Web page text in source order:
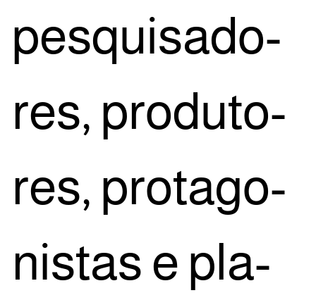
pes­qui­sa­do­
res, pro­du­to­
res, pro­ta­go­
nis­tas e pla­